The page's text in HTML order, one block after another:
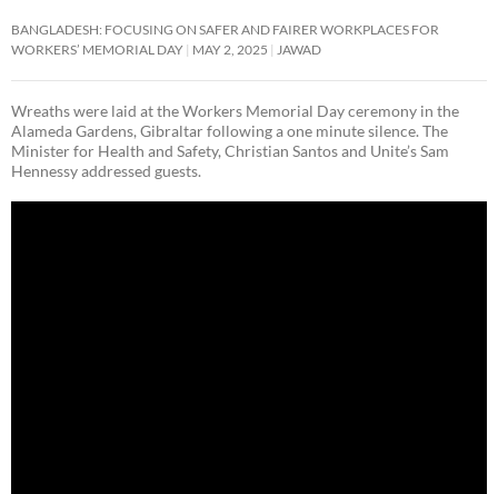
BANGLADESH: FOCUSING ON SAFER AND FAIRER WORKPLACES FOR
WORKERS’ MEMORIAL DAY MAY 2, 2025 JAWAD
Wreaths were laid at the Workers Memorial Day ceremony in the
Alameda Gardens, Gibraltar following a one minute silence. The
Minister for Health and Safety, Christian Santos and Unite’s Sam
Hennessy addressed guests.